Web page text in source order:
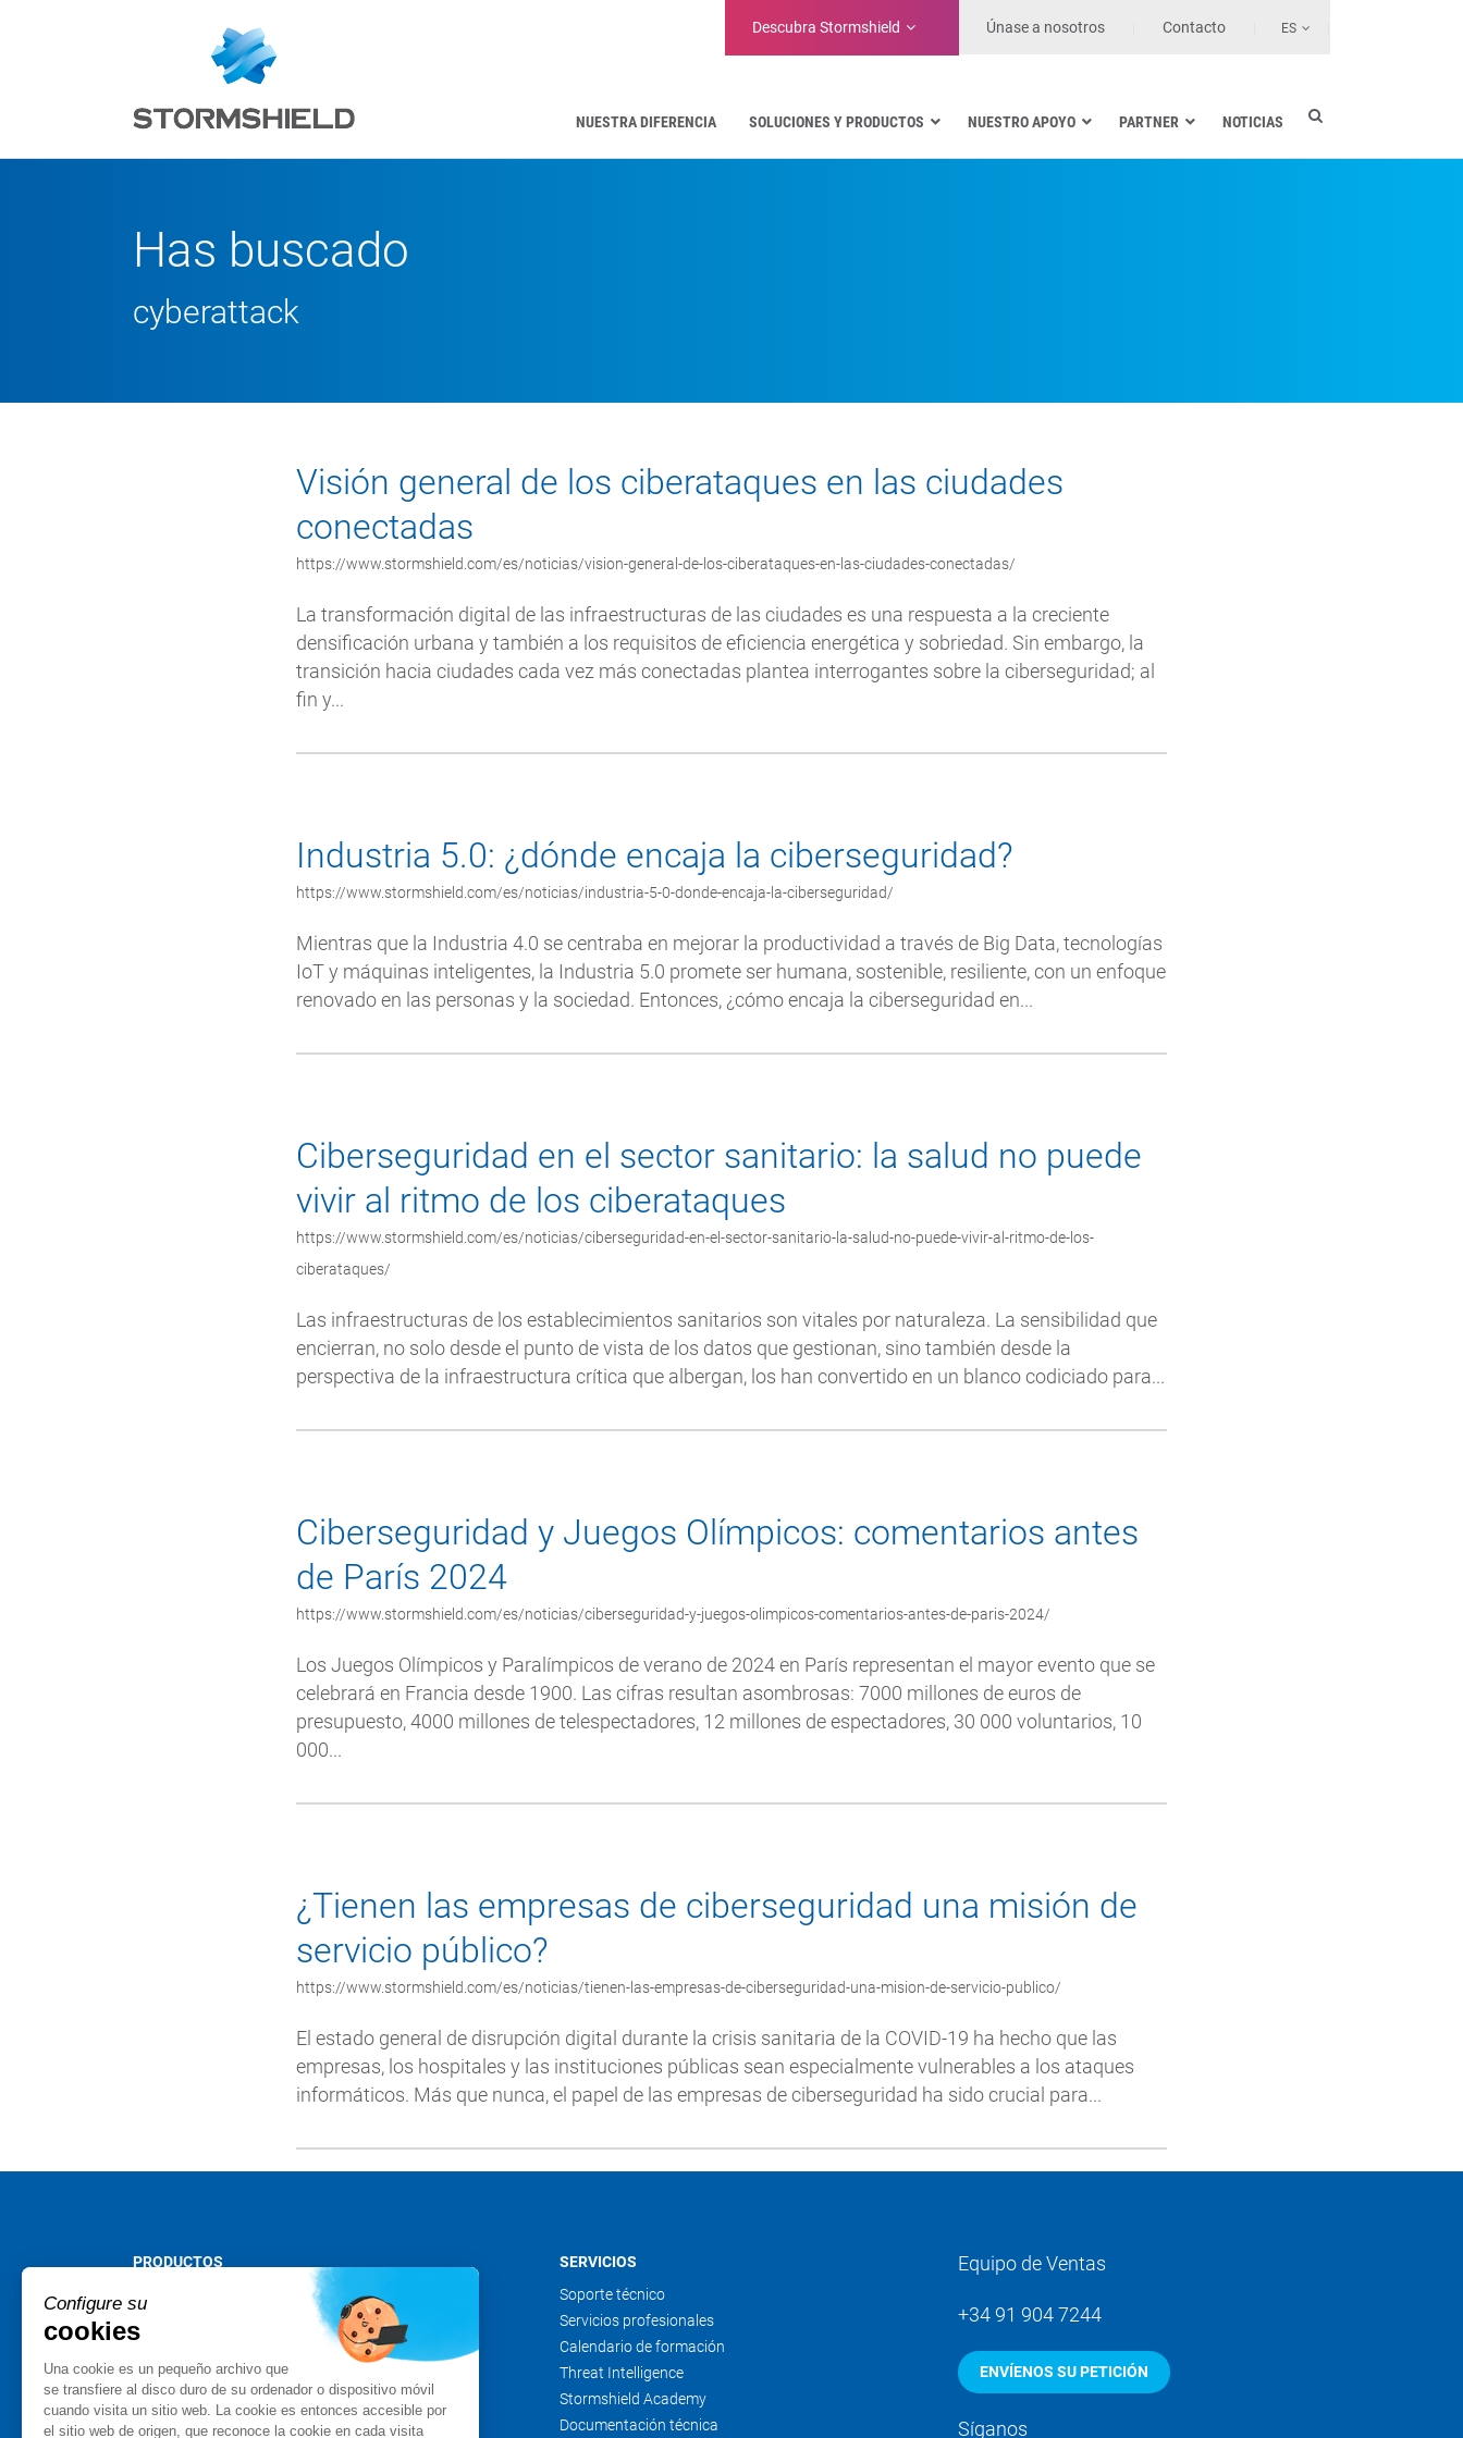
Descubra Stormshield Únase a nosotros Contacto ES
NUESTRA DIFERENCIA SOLUCIONES Y PRODUCTOS NUESTRO APOYO PARTNER NOTICIAS
Has buscado
cyberattack
Visión general de los ciberataques en las ciudades
conectadas
https://www.stormshield.com/es/noticias/vision-general-de-los-ciberataques-en-las-ciudades-conectadas/
La transformación digital de las infraestructuras de las ciudades es una respuesta a la creciente
densificación urbana y también a los requisitos de eficiencia energética y sobriedad. Sin embargo, la
transición hacia ciudades cada vez más conectadas plantea interrogantes sobre la ciberseguridad; al
fin y...
Industria 5.0: ¿dónde encaja la ciberseguridad?
https://www.stormshield.com/es/noticias/industria-5-0-donde-encaja-la-ciberseguridad/
Mientras que la Industria 4.0 se centraba en mejorar la productividad a través de Big Data, tecnologías
IoT y máquinas inteligentes, la Industria 5.0 promete ser humana, sostenible, resiliente, con un enfoque
renovado en las personas y la sociedad. Entonces, ¿cómo encaja la ciberseguridad en...
Ciberseguridad en el sector sanitario: la salud no puede
vivir al ritmo de los ciberataques
https://www.stormshield.com/es/noticias/ciberseguridad-en-el-sector-sanitario-la-salud-no-puede-vivir-al-ritmo-de-los-
ciberataques/
Las infraestructuras de los establecimientos sanitarios son vitales por naturaleza. La sensibilidad que
encierran, no solo desde el punto de vista de los datos que gestionan, sino también desde la
perspectiva de la infraestructura crítica que albergan, los han convertido en un blanco codiciado para...
Ciberseguridad y Juegos Olímpicos: comentarios antes
de París 2024
https://www.stormshield.com/es/noticias/ciberseguridad-y-juegos-olimpicos-comentarios-antes-de-paris-2024/
Los Juegos Olímpicos y Paralímpicos de verano de 2024 en París representan el mayor evento que se
celebrará en Francia desde 1900. Las cifras resultan asombrosas: 7000 millones de euros de
presupuesto, 4000 millones de telespectadores, 12 millones de espectadores, 30 000 voluntarios, 10
000...
¿Tienen las empresas de ciberseguridad una misión de
servicio público?
https://www.stormshield.com/es/noticias/tienen-las-empresas-de-ciberseguridad-una-mision-de-servicio-publico/
El estado general de disrupción digital durante la crisis sanitaria de la COVID-19 ha hecho que las
empresas, los hospitales y las instituciones públicas sean especialmente vulnerables a los ataques
informáticos. Más que nunca, el papel de las empresas de ciberseguridad ha sido crucial para...
PRODUCTOS
Stormshield Network Security
Stormshield Endpoint Security
Stormshield Data Security
Stormshield Log Supervisor
Stormshield Management Center
SERVICIOS
Soporte técnico
Servicios profesionales
Calendario de formación
Threat Intelligence
Stormshield Academy
Documentación técnica
Equipo de Ventas
+34 91 904 7244
ENVÍENOS SU PETICIÓN
Síganos
Configure su
cookies
Una cookie es un pequeño archivo que
se transfiere al disco duro de su ordenador o dispositivo móvil
cuando visita un sitio web. La cookie es entonces accesible por
el sitio web de origen, que reconoce la cookie en cada visita